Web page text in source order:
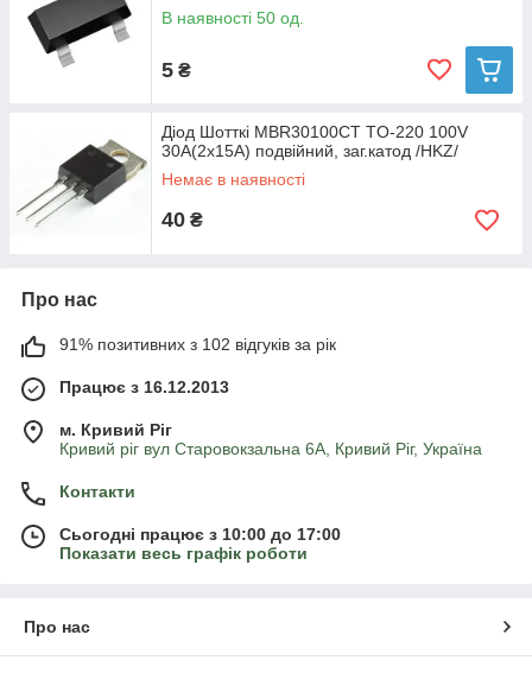
В наявності 50 од.
5 ₴
Діод Шотткі MBR30100CT TO-220 100V
30A(2x15A) подвійний, заг.катод /HKZ/
Немає в наявності
40 ₴
Про нас
91% позитивних з 102 відгуків за рік
Працює з 16.12.2013
м. Кривий Ріг
Кривий ріг вул Старовокзальна 6А, Кривий Ріг, Україна
Контакти
Сьогодні працює з 10:00 до 17:00
Показати весь графік роботи
Про нас